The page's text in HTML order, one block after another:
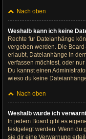
Nach oben
Weshalb kann ich keine
Rechte für Dateianhänge
vergeben werden. Die
erlaubt, Dateianhänge in
verfassen möchtest, oder
Du kannst einen
wieso du keine
Nach oben
Weshalb wurde ich
In jedem Board gibt es
festgelegt werden. Wenn du
sie dir eine Verwarnung